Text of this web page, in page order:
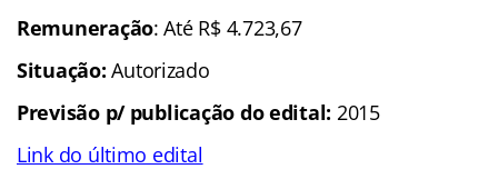
Remuneração: Até R$ 4.723,67
Situação:Autorizado
Previsão p/ publicação do edital: 2015
Link do último edital